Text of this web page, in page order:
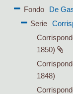
Fondo
De
Serie
1850)
1848)